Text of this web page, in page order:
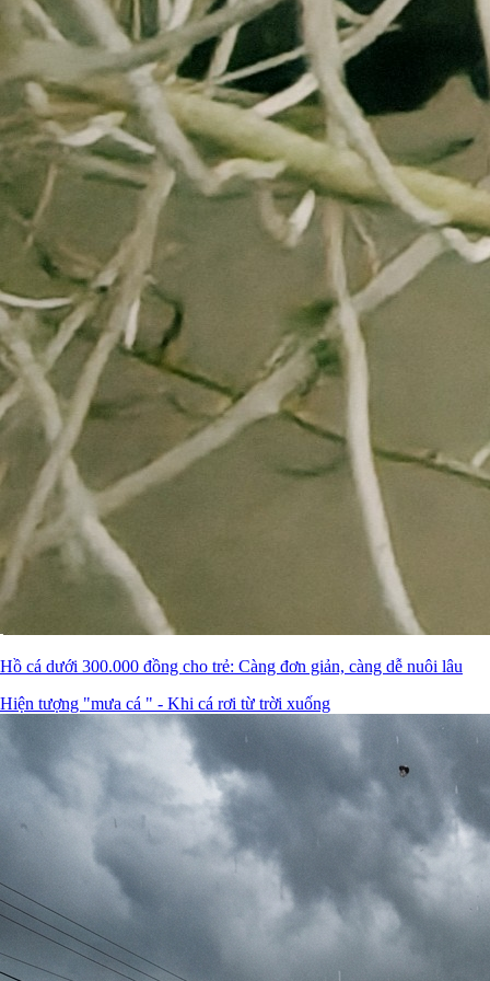
Hồ cá dưới 300.000 đồng cho trẻ: Càng đơn giản, càng dễ nuôi lâu
Hiện tượng "mưa cá " - Khi cá rơi từ trời xuống